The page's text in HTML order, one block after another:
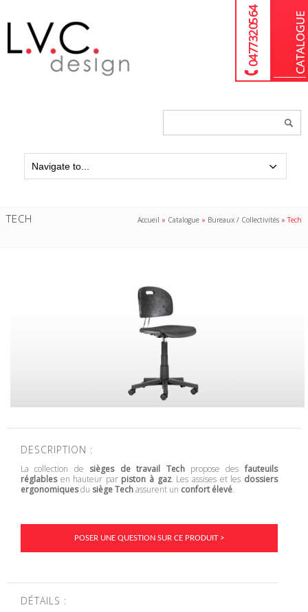
04 77 32 05 64
TECH Accueil » Catalogue » Bureaux / Collectivités »Tech
DESCRIPTION :
La collection de sièges de travail Techpropose desfauteuils
réglablesen hauteur par piston à gaz. Les assises et les dossiers
ergonomiquesdu siège Techassurent un confort élevé.
POSER UNE QUESTION SUR CE PRODUIT >
DÉTAILS :